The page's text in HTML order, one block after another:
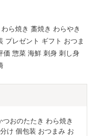
ら焼き 藁焼き わらやき
プレゼント ギフト おつま
価 惣菜 海鮮 刺身 刺し身
おのたたき わら焼き
け 個包装 おつまみ お